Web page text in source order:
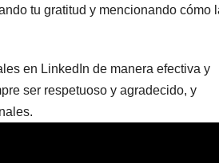
tu gratitud y mencionando cómo
en LinkedIn de manera efectiva y
ser respetuoso y agradecido, y